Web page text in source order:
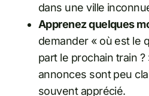
dans une ville
Apprenez quelques
demander « où est le
part le prochain train ?
annonces sont peu
souvent apprécié.